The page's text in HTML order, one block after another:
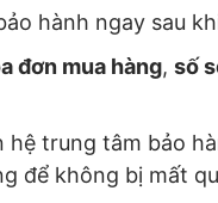
hành ngay sau
đơn mua hàng, số
hệ trung tâm bảo
để không bị mất